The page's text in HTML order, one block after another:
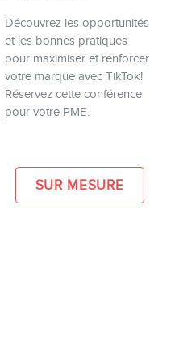
Découvrez les opportunités
et les bonnes pratiques
pour maximiser et renforcer
votre marque avec TikTok!
Réservez cette conférence
pour votre PME.
SUR MESURE